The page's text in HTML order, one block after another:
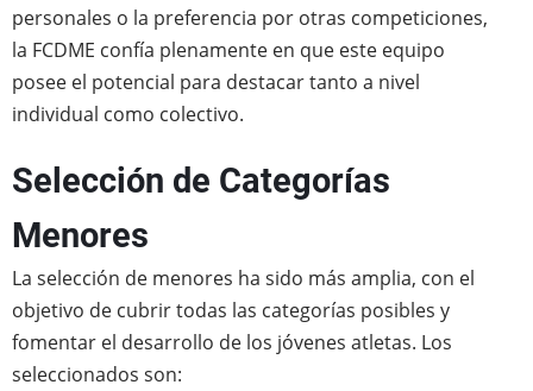
personales o la preferencia por otras competiciones,
la FCDME confía plenamente en que este equipo
posee el potencial para destacar tanto a nivel
individual como colectivo.
Selección de Categorías
Menores
La selección de menores ha sido más amplia, con el
objetivo de cubrir todas las categorías posibles y
fomentar el desarrollo de los jóvenes atletas. Los
seleccionados son: